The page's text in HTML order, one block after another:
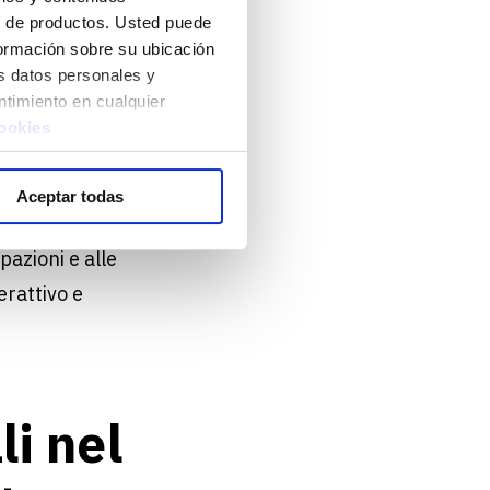
productos. Usted puede
sobre su ubicación
datos personales y
en cualquier
Aceptar todas
viaggiatore.
evolvendo per
dei dati.
è diventato un
dei
migliorando
Inoltre, ilWeb 3.0
e alle
e
nel